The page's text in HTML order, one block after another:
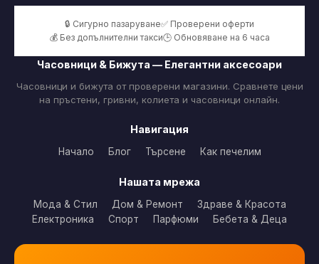
🔒 Сигурно пазаруване✅ Проверени оферти
💰 Без допълнителни такси🕒 Обновяване на 6 часа
Часовници & Бижута — Елегантни аксесоари
Часовници и бижута от проверени магазини. Сравнете цени
на пръстени, гривни, колиета и часовници онлайн.
Навигация
Начало Блог Търсене Как печелим
Нашата мрежа
Мода & Стил Дом & Ремонт
Здраве & Красота
Електроника
Спорт Парфюми Бебета & Деца